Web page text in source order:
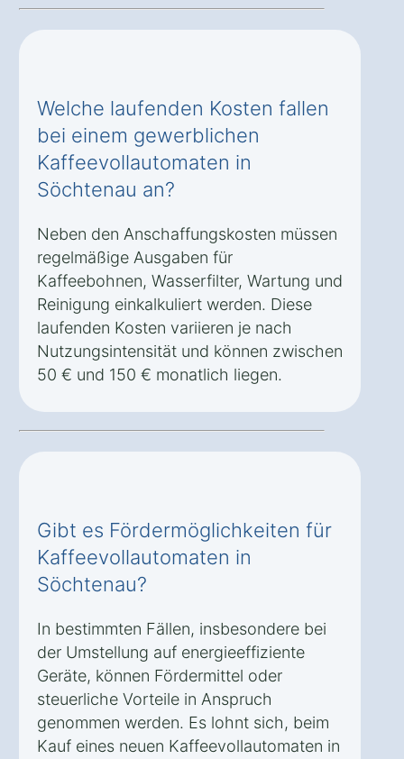
Welche laufenden Kosten fallen
bei einem gewerblichen
Kaffeevollautomaten in
Söchtenau an?
Neben den Anschaffungskosten müssen
regelmäßige Ausgaben für
Kaffeebohnen, Wasserfilter, Wartung und
Reinigung einkalkuliert werden. Diese
laufenden Kosten variieren je nach
Nutzungsintensität und können zwischen
50 € und 150 € monatlich liegen.
Gibt es Fördermöglichkeiten für
Kaffeevollautomaten in
Söchtenau?
In bestimmten Fällen, insbesondere bei
der Umstellung auf energieeffiziente
Geräte, können Fördermittel oder
steuerliche Vorteile in Anspruch
genommen werden. Es lohnt sich, beim
Kauf eines neuen Kaffeevollautomaten in